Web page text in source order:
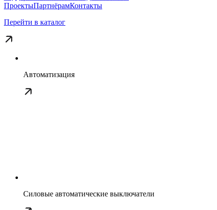
ПроектыПартнёрамКонтакты
Перейти в каталог
Автоматизация
Силовые автоматические выключатели